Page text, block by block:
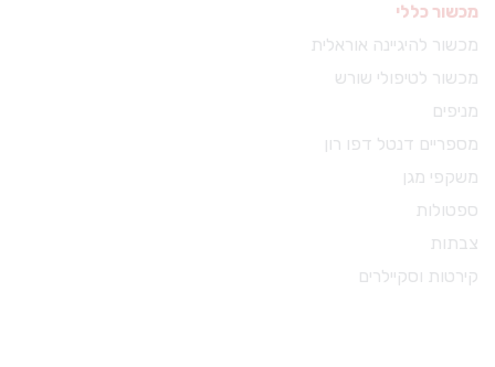
מכשור כללי
מכשור להיגיינה אוראלית
מכשור לטיפולי שורש
מניפים
מספריים דנטל דפו רון
משקפי מגן
ספטולות
צבתות
קירטות וסקיילרים